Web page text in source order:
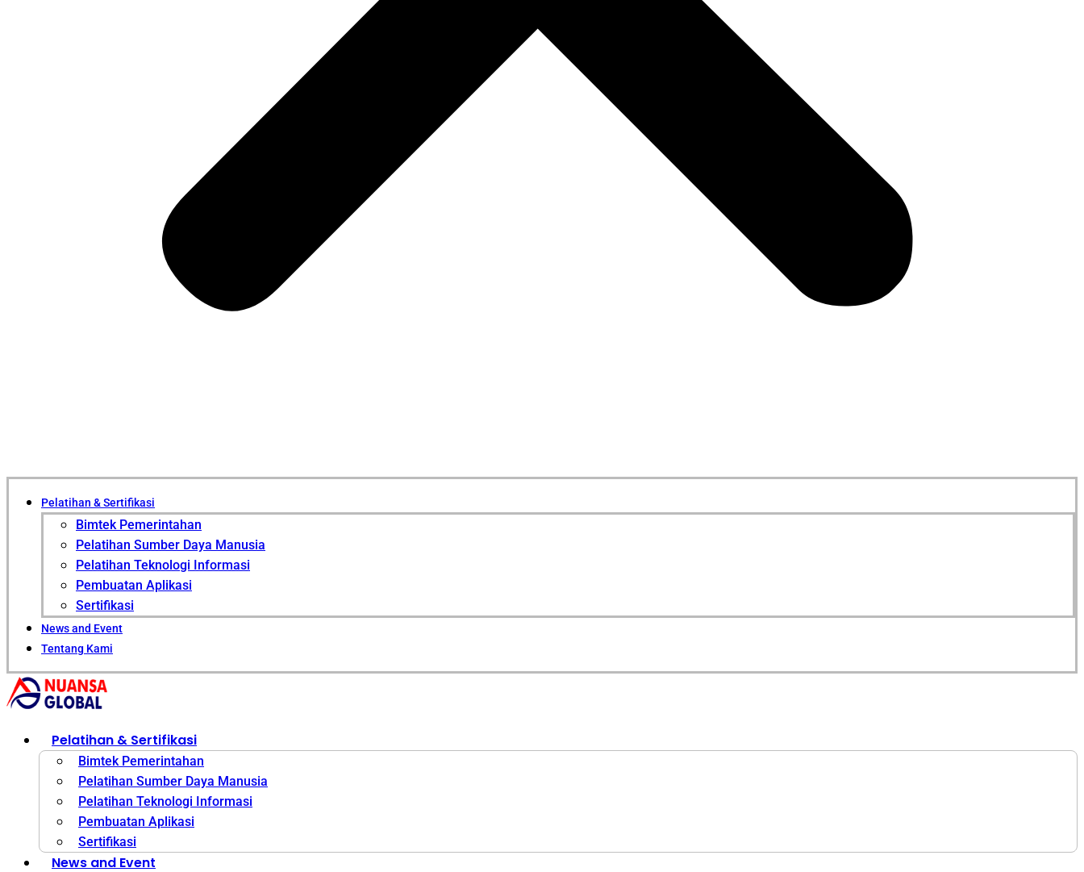
Pelatihan & Sertifikasi
Bimtek Pemerintahan
Pelatihan Sumber Daya Manusia
Pelatihan Teknologi Informasi
Pembuatan Aplikasi
Sertifikasi
News and Event
Tentang Kami
Pelatihan & Sertifikasi
Bimtek Pemerintahan
Pelatihan Sumber Daya Manusia
Pelatihan Teknologi Informasi
Pembuatan Aplikasi
Sertifikasi
News and Event